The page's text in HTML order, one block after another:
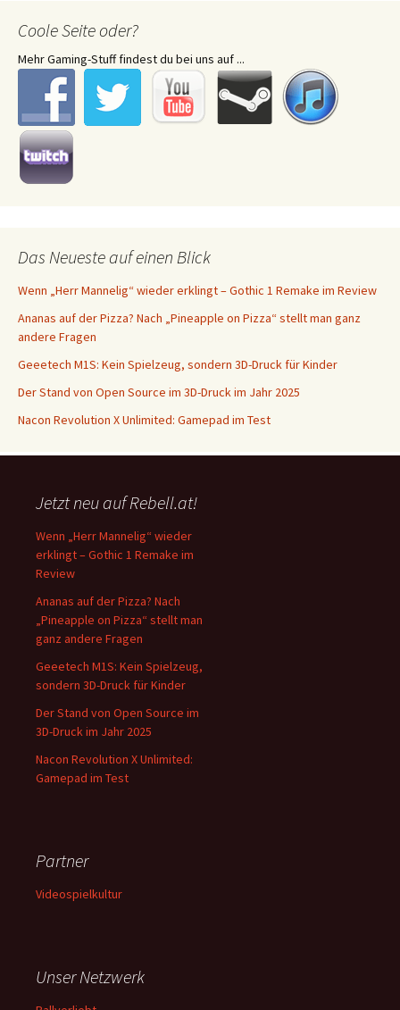
Coole Seite oder?
Mehr Gaming-Stuff findest du bei uns auf ...
Das Neueste auf einen Blick
Wenn „Herr Mannelig“ wieder erklingt – Gothic 1 Remake im Review
Ananas auf der Pizza? Nach „Pineapple on Pizza“ stellt man ganz
andere Fragen
Geeetech M1S: Kein Spielzeug, sondern 3D-Druck für Kinder
Der Stand von Open Source im 3D-Druck im Jahr 2025
Nacon Revolution X Unlimited: Gamepad im Test
Jetzt neu auf Rebell.at!
Wenn „Herr Mannelig“ wieder
erklingt – Gothic 1 Remake im
Review
Ananas auf der Pizza? Nach
„Pineapple on Pizza“ stellt man
ganz andere Fragen
Geeetech M1S: Kein Spielzeug,
sondern 3D-Druck für Kinder
Der Stand von Open Source im
3D-Druck im Jahr 2025
Nacon Revolution X Unlimited:
Gamepad im Test
Partner
Videospielkultur
Unser Netzwerk